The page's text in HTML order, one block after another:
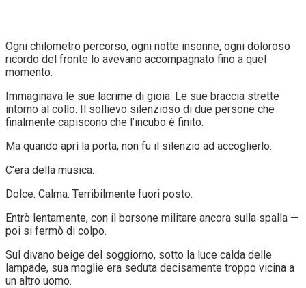
Ogni chilometro percorso, ogni notte insonne, ogni doloroso
ricordo del fronte lo avevano accompagnato fino a quel
momento.
Immaginava le sue lacrime di gioia. Le sue braccia strette
intorno al collo. Il sollievo silenzioso di due persone che
finalmente capiscono che l’incubo è finito.
Ma quando aprì la porta, non fu il silenzio ad accoglierlo.
C’era della musica.
Dolce. Calma. Terribilmente fuori posto.
Entrò lentamente, con il borsone militare ancora sulla spalla —
poi si fermò di colpo.
Sul divano beige del soggiorno, sotto la luce calda delle
lampade, sua moglie era seduta decisamente troppo vicina a
un altro uomo.